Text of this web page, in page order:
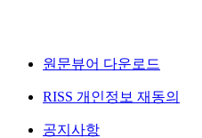
원문뷰어 다운로드
RISS 개인정보 재동의
공지사항